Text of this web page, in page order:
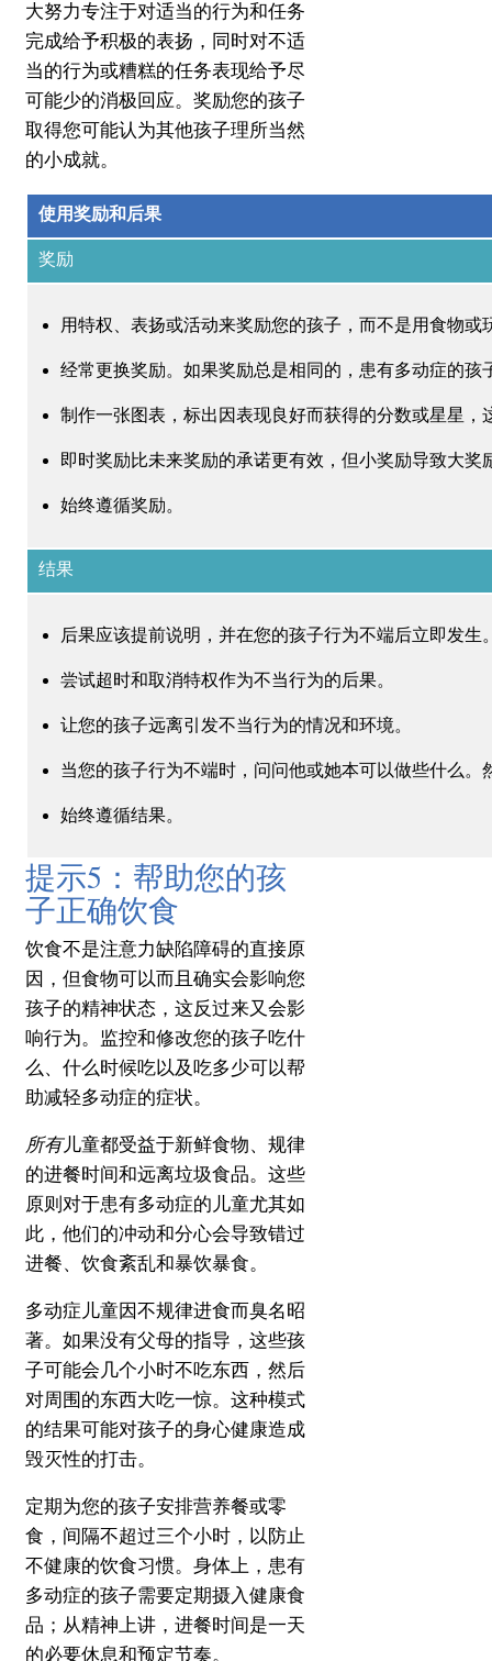
大努力专注于对适当的行为和任务
完成给予积极的表扬，同时对不适
当的行为或糟糕的任务表现给予尽
可能少的消极回应。 奖励您的孩子
取得您可能认为其他孩子理所当然
的小成就。
使用奖励和后果
奖励
用特权、表扬或活动来奖励您的孩子，而不是用食物或
经常更换奖励。 如果奖励总是相同的，患有多动症的孩
制作一张图表，标出因表现良好而获得的分数或星星
即时奖励比未来奖励的承诺更有效，但小奖励导致大奖
始终遵循奖励。
结果
后果应该提前说明，并在您的孩子行为不端后立即发生
尝试超时和取消特权作为不当行为的后果。
让您的孩子远离引发不当行为的情况和环境。
当您的孩子行为不端时，问问他或她本可以做些什么。
始终遵循结果。
提示5：帮助您的孩
子正确饮食
饮食不是注意力缺陷障碍的直接原
因，但食物可以而且确实会影响您
孩子的精神状态，这反过来又会影
响行为。
监控和修改您的孩子吃什
么、什么时候吃以及吃多少可以帮
助减轻多动症的症状。
所有儿童都受益于新鲜食物、规律
的进餐时间和远离垃圾食品。 这些
原则对于患有多动症的儿童尤其如
此，他们的冲动和分心会导致错过
进餐、饮食紊乱和暴饮暴食。
多动症儿童因不规律进食而臭名昭
著。 如果没有父母的指导，这些孩
子可能会几个小时不吃东西，然后
对周围的东西大吃一惊。 这种模式
的结果可能对孩子的身心健康造成
毁灭性的打击。
定期为您的孩子安排营养餐或零
食，间隔不超过三个小时，以防止
不健康的饮食习惯。 身体上，患有
多动症的孩子需要定期摄入健康食
品； 从精神上讲，进餐时间是一天
的必要休息和预定节奏。